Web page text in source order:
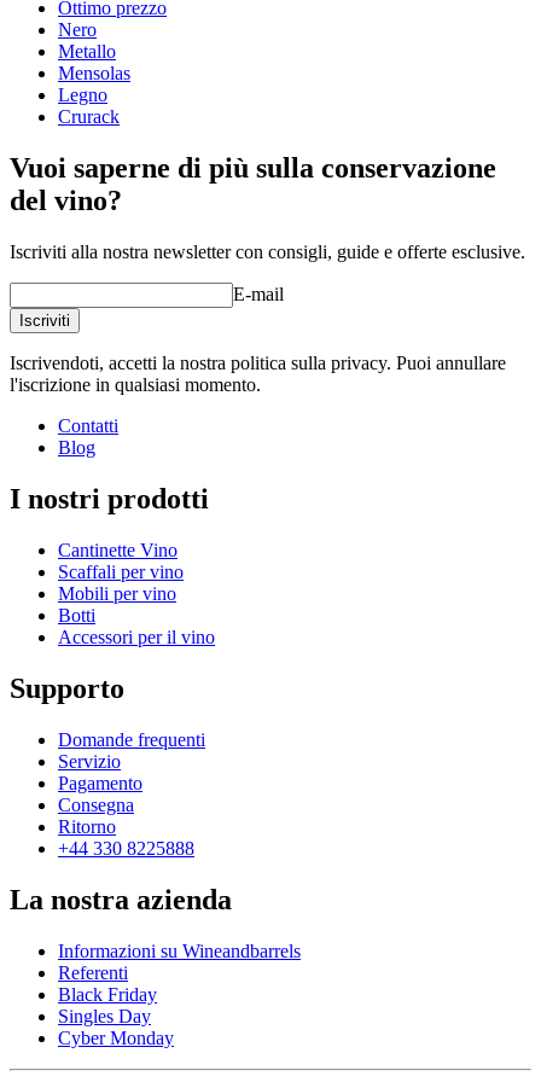
Profondità (cm)
Peso (kg)
Ottimo prezzo
Nero
Metallo
Mensolas
Legno
Crurack
Vuoi saperne di più sulla conservazione
del vino?
Iscriviti alla nostra newsletter con consigli, guide e offerte esclusive.
E-mail
Iscriviti
Iscrivendoti, accetti la nostra politica sulla privacy. Puoi annullare
l'iscrizione in qualsiasi momento.
Contatti
Blog
I nostri prodotti
Cantinette Vino
Scaffali per vino
Mobili per vino
Botti
Accessori per il vino
Supporto
Domande frequenti
Servizio
Pagamento
Consegna
Ritorno
+44 330 8225888
La nostra azienda
Informazioni su Wineandbarrels
Referenti
Black Friday
Singles Day
Cyber Monday